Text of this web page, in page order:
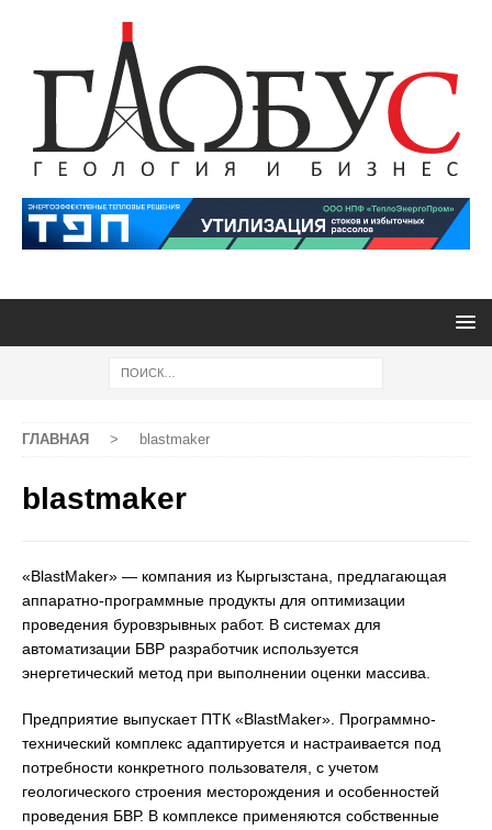
ГЛАВНАЯ > blastmaker
blastmaker
«BlastMaker» — компания из Кыргызстана, предлагающая
аппаратно-программные продукты для оптимизации
проведения буровзрывных работ. В системах для
автоматизации БВР разработчик используется
энергетический метод при выполнении оценки массива.
Предприятие выпускает ПТК «BlastMaker». Программно-
технический комплекс адаптируется и настраивается под
потребности конкретного пользователя, с учетом
геологического строения месторождения и особенностей
проведения БВР. В комплексе применяются собственные